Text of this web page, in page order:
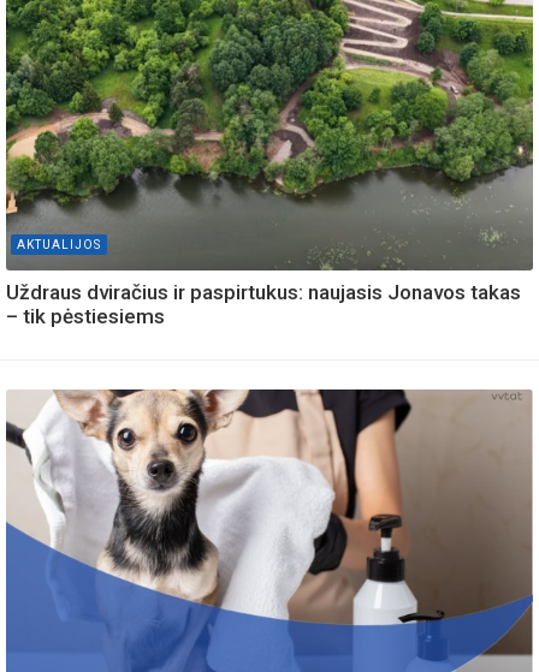
AKTUALIJOS
Uždraus dviračius ir paspirtukus: naujasis Jonavos takas
– tik pėstiesiems